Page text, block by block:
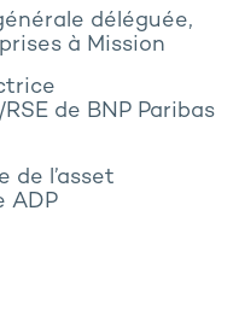
déléguée,
à Mission
de BNP Paribas
de l’asset
ADP